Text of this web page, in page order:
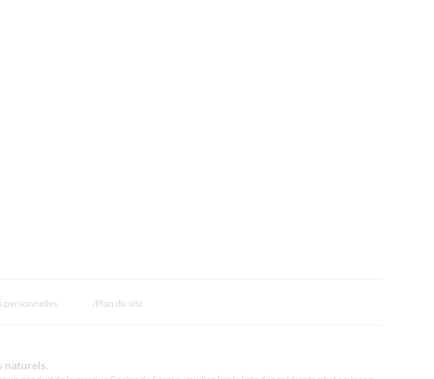
personnelles Plan du site
naturels.